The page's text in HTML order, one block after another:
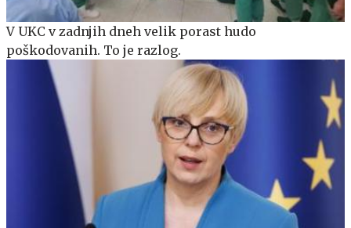
V UKC v zadnjih dneh velik porast hudo
poškodovanih. To je razlog.